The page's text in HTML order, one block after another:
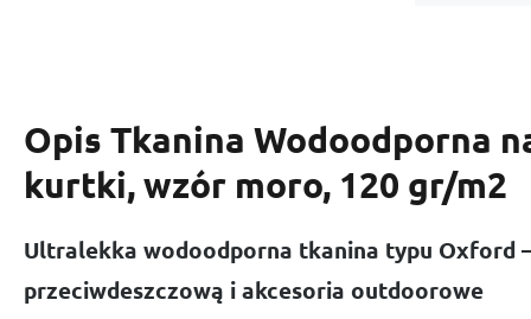
Opis Tkanina Wodoodporna
kurtki, wzór moro, 120 gr/m2
Ultralekka wodoodporna tkanina typu Oxford
przeciwdeszczową i akcesoria outdoorowe